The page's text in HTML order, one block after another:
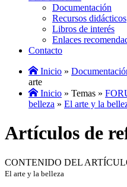
Documentación
Recursos didácticos
Libros de interés
Enlaces
Contacto
Inicio »
arte
Inicio » Temas »
belleza » El arte y la
Artículos de
CONTENIDO DEL
El arte y la belleza